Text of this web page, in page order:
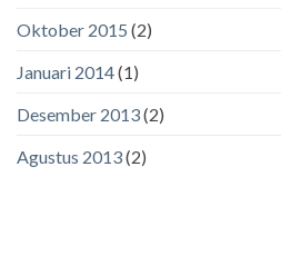
Oktober 2015 (2)
Januari 2014(1)
Desember 2013(2)
Agustus 2013(2)